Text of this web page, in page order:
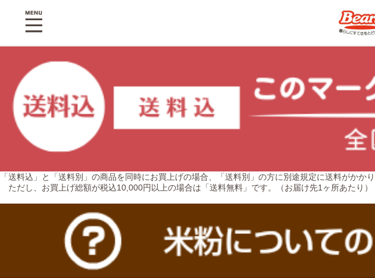
「送料込」と「送料別」の商品を同時にお買上げの場合、「送料別」の方に別途規定に送料がかかり
ただし、お買上げ総額が税込10,000円以上の場合は「送料無料」です。（お届け先1ヶ所あたり）